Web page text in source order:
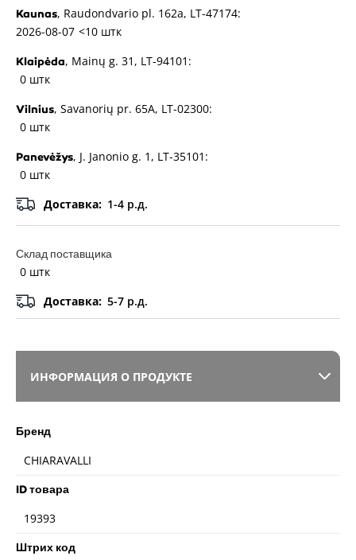
Kaunas, Raudondvario pl. 162a, LT-47174:
2026-08-07 <10 штк
Klaipėda, Mainų g. 31, LT-94101:
0 штк
Vilnius, Savanorių pr. 65A, LT-02300:
0 штк
Panevėžys, J. Janonio g. 1, LT-35101:
0 штк
Доставка: 1-4 р.д.
Склад поставщика
0 штк
Доставка: 5-7 р.д.
ИНФОРМАЦИЯ О ПРОДУКТЕ
Бренд
CHIARAVALLI
ID товара
19393
Штрих код